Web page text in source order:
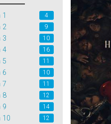
4
2 9
3 10
4 16
5 11
6 10
7 11
8 12
9 14
10 12